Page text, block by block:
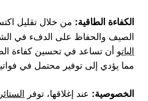
الكفاءة الطاقية: من خلال تقليل
الصيف والحفاظ على الدفء في
الباتو أن تساعد في تحسين كفاءة
مما يؤدي إلى توفير محتمل في
الخصوصية: عند إغلاقها، توفر